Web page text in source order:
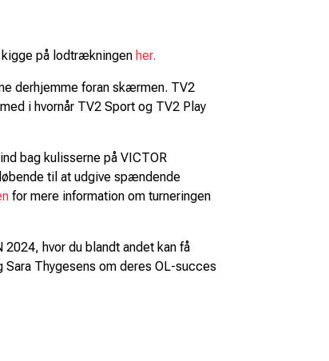
kigge på lodtrækningen her.
derhjemme foran skærmen. TV2
i hvornår TV2 Sport og TV2 Play
bag kulisserne på VICTOR
til at udgive spændende
for mere information om turneringen
hvor du blandt andet kan få
Thygesens om deres OL-succes